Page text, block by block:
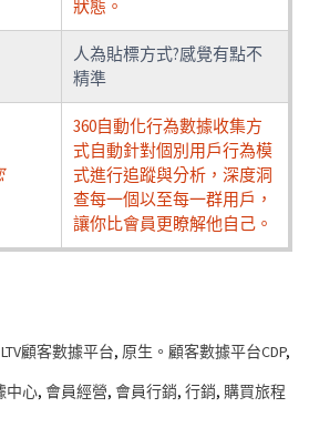
狀態。
人為貼標方式?感覺有點不
精準
360自動化行為數據收集方
式自動針對個別用戶行為模
式進行追蹤與分析，深度洞
查每一個以至每一群用戶，
讓你比會員更瞭解他自己。
LTV顧客數據平台, 原生。顧客數據平台CDP,
中心, 會員經營, 會員行銷, 行銷, 購買旅程